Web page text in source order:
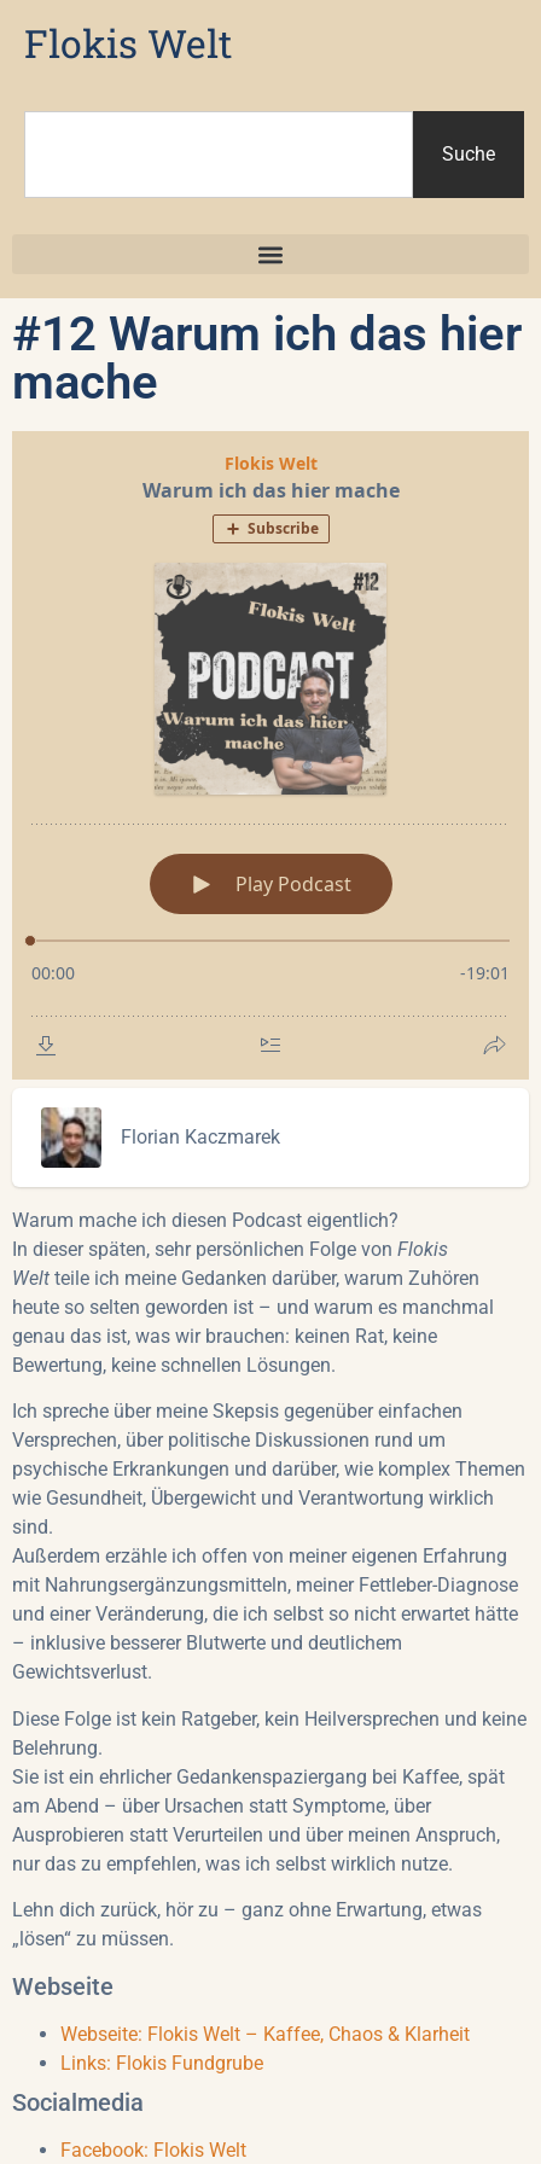
Flokis Welt
Suche
#12 Warum ich das hier
mache
Florian Kaczmarek
Warum mache ich diesen Podcast eigentlich?
In dieser späten, sehr persönlichen Folge von Flokis
Welt teile ich meine Gedanken darüber, warum Zuhören
heute so selten geworden ist – und warum es manchmal
genau das ist, was wir brauchen: keinen Rat, keine
Bewertung, keine schnellen Lösungen.
Ich spreche über meine Skepsis gegenüber einfachen
Versprechen, über politische Diskussionen rund um
psychische Erkrankungen und darüber, wie komplex Themen
wie Gesundheit, Übergewicht und Verantwortung wirklich
sind.
Außerdem erzähle ich offen von meiner eigenen Erfahrung
mit Nahrungsergänzungsmitteln, meiner Fettleber-Diagnose
und einer Veränderung, die ich selbst so nicht erwartet hätte
– inklusive besserer Blutwerte und deutlichem
Gewichtsverlust.
Diese Folge ist kein Ratgeber, kein Heilversprechen und keine
Belehrung.
Sie ist ein ehrlicher Gedankenspaziergang bei Kaffee, spät
am Abend – über Ursachen statt Symptome, über
Ausprobieren statt Verurteilen und über meinen Anspruch,
nur das zu empfehlen, was ich selbst wirklich nutze.
Lehn dich zurück, hör zu – ganz ohne Erwartung, etwas
„lösen“ zu müssen.
Webseite
Webseite: Flokis Welt – Kaffee, Chaos & Klarheit
Links: Flokis Fundgrube
Socialmedia
Facebook: Flokis Welt